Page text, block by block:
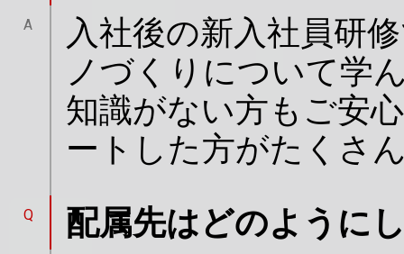
A
入社後の新入社員研
ノづくりについて学
知識がない方もご安
ートした方がたくさ
Q 配属先はどのように